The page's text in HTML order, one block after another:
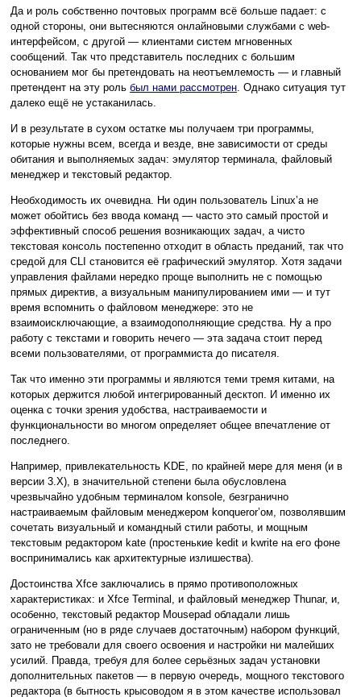
Да и роль собственно почтовых программ всё больше падает: с
одной стороны, они вытесняются онлайновыми службами с web-
интерфейсом, с другой — клиентами систем мгновенных
сообщений. Так что представитель последних с большим
основанием мог бы претендовать на неотъемлемость — и главный
претендент на эту роль был нами рассмотрен. Однако ситуация тут
далеко ещё не устаканилась.
И в результате в сухом остатке мы получаем три программы,
которые нужны всем, всегда и везде, вне зависимости от среды
обитания и выполняемых задач: эмулятор терминала, файловый
менеджер и текстовый редактор.
Необходимость их очевидна. Ни один пользователь Linux’а не
может обойтись без ввода команд — часто это самый простой и
эффективный способ решения возникающих задач, а чисто
текстовая консоль постепенно отходит в область преданий, так что
средой для CLI становится её графический эмулятор. Хотя задачи
управления файлами нередко проще выполнить не с помощью
прямых директив, а визуальным манипулированием ими — и тут
время вспомнить о файловом менеджере: это не
взаимоисключающие, а взаимодополняющие средства. Ну а про
работу с текстами и говорить нечего — эта задача стоит перед
всеми пользователями, от программиста до писателя.
Так что именно эти программы и являются теми тремя китами, на
которых держится любой интегрированный десктоп. И именно их
оценка с точки зрения удобства, настраиваемости и
функциональности во многом определяет общее впечатление от
последнего.
Например, привлекательность KDE, по крайней мере для меня (и в
версии 3.X), в значительной степени была обусловлена
чрезвычайно удобным терминалом konsole, безгранично
настраиваемым файловым менеджером konqueror’ом, позволявшим
сочетать визуальный и командный стили работы, и мощным
текстовым редактором kate (простенькие kedit и kwrite на его фоне
воспринимались как архитектурные излишества).
Достоинства Xfce заключались в прямо противоположных
характеристиках: и Xfce Terminal, и файловый менеджер Thunar, и,
особенно, текстовый редактор Mousepad обладали лишь
ограниченным (но в ряде случаев достаточным) набором функций,
зато не требовали для своего освоения и настройки ни малейших
усилий. Правда, требуя для более серьёзных задач установки
дополнительных пакетов — в первую очередь, мощного текстового
редактора (в бытность крысоводом я в этом качестве использовал